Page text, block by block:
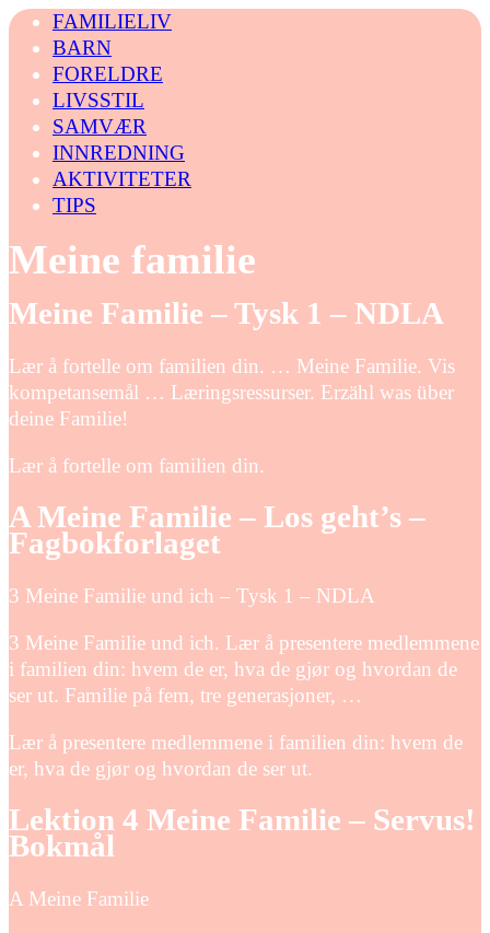
FAMILIELIV
BARN
FORELDRE
LIVSSTIL
SAMVÆR
INNREDNING
AKTIVITETER
TIPS
Meine familie
Meine Familie – Tysk 1 – NDLA
Lær å fortelle om familien din. … Meine Familie. Vis
kompetansemål … Læringsressurser. Erzähl was über
deine Familie!
Lær å fortelle om familien din.
A Meine Familie – Los geht’s –
Fagbokforlaget
3 Meine Familie und ich – Tysk 1 – NDLA
3 Meine Familie und ich. Lær å presentere medlemmene
i familien din: hvem de er, hva de gjør og hvordan de
ser ut. Familie på fem, tre generasjoner, …
Lær å presentere medlemmene i familien din: hvem de
er, hva de gjør og hvordan de ser ut.
Lektion 4 Meine Familie – Servus!
Bokmål
A Meine Familie